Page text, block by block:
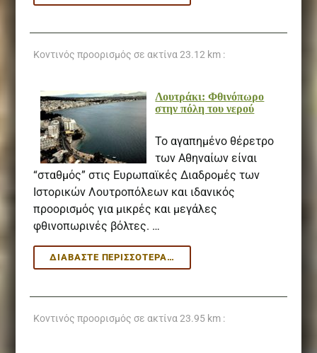
ΔΡΌΜΟΙ
ΚΑΙ
ΙΣΤΟΡΊΑΣ
Κοντινός προορισμός σε ακτίνα23.12 km :
Λουτράκι: Φθινόπωρο
στην πόλη του νερού
Το αγαπημένο θέρετρο
των Αθηναίων είναι
“σταθμός” στις Ευρωπαϊκές Διαδρομές των
Ιστορικών Λουτροπόλεων και ιδανικός
προορισμός για μικρές και μεγάλες
φθινοπωρινές βόλτες. …
ΔΙΑΒΆΣΤΕ ΠΕΡΙΣΣΌΤΕΡΑ…
ΦΘΙΝΌΠΩΡΟ
ΠΌΛΗ
ΤΟΥ
Κοντινός προορισμός σε ακτίνα23.95 km :